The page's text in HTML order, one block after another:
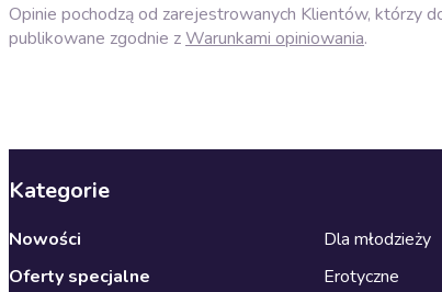
Opinie pochodzą od zarejestrowanych Klientów, którzy
publikowane zgodnie zWarunkami opiniowania.
Kategorie
Nowości
Oferty specjalne
Dla młodzieży
Erotyczne